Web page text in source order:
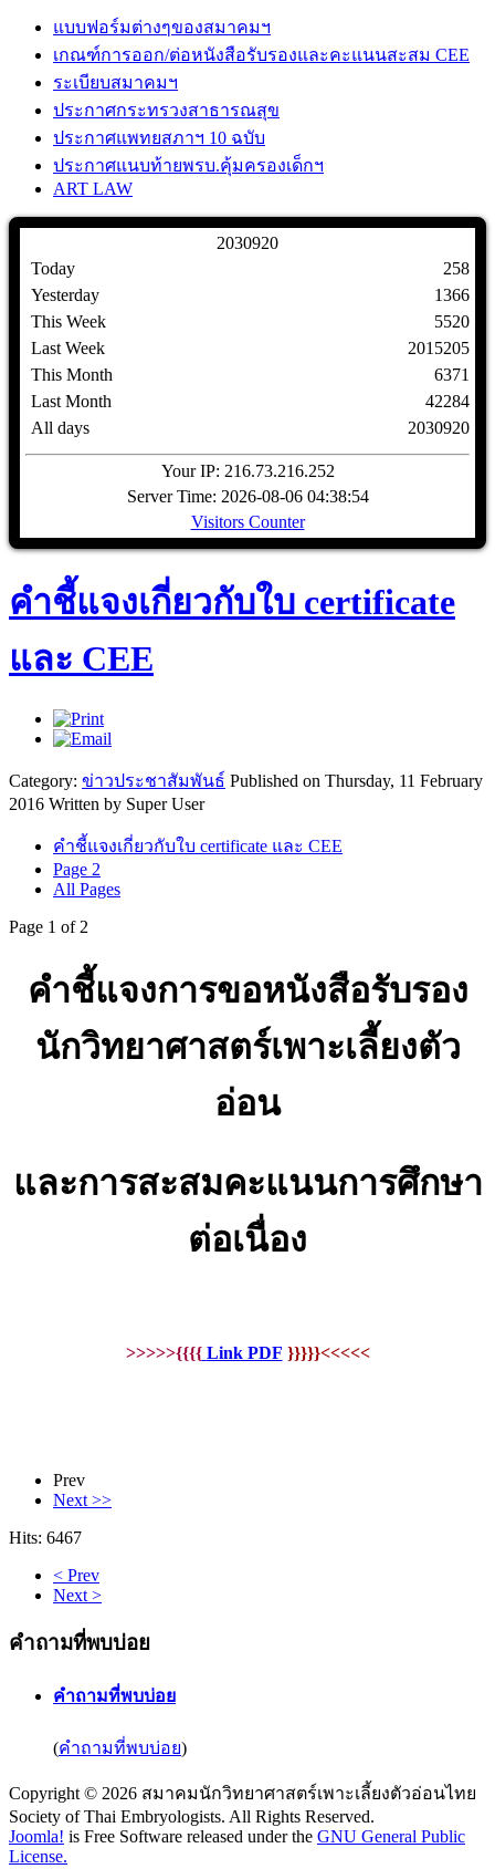
แบบฟอร์มต่างๆของสมาคมฯ
เกณฑ์การออก/ต่อหนังสือรับรองและคะแนนสะสม CEE
ระเบียบสมาคมฯ
ประกาศกระทรวงสาธารณสุข
ประกาศแพทยสภาฯ 10 ฉบับ
ประกาศแนบท้ายพรบ.คุ้มครองเด็กฯ
ART LAW
2030920
Today
Yesterday
This Week
Last Week
This Month
Last Month
All days
258
1366
5520
2015205
6371
42284
2030920
Your IP: 216.73.216.252
Server Time: 2026-08-06 04:38:54
Visitors Counter
คำชี้แจงเกี่ยวกับใบ certificate
และ CEE
Category: ข่าวประชาสัมพันธ์ Published on Thursday, 11 February
2016 Written by Super User
คำชี้แจงเกี่ยวกับใบ certificate และ CEE
Page 2
All Pages
Page 1 of 2
คำชี้แจงการขอหนังสือรับรอง
นักวิทยาศาสตร์เพาะเลี้ยงตัว
อ่อน
และการสะสมคะแนนการศึกษา
ต่อเนื่อง
>>>>>{{{{ Link PDF }}}}}<<<<<
Prev
Next >>
Hits: 6467
< Prev
Next >
คำถามที่พบบ่อย
คำถามที่พบบ่อย
(คำถามที่พบบ่อย)
Copyright © 2026 สมาคมนักวิทยาศาสตร์เพาะเลี้ยงตัวอ่อนไทย
Society of Thai Embryologists. All Rights Reserved.
Joomla! is Free Software released under the GNU General Public
License.